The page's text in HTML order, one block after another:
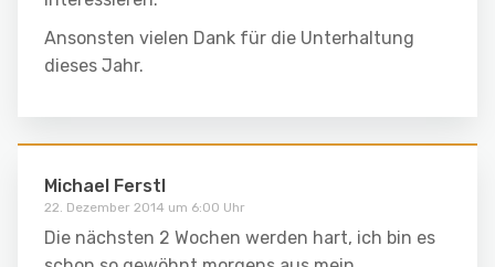
Ansonsten vielen Dank für die Unterhaltung
dieses Jahr.
Michael Ferstl
22. Dezember 2014 um 6:00 Uhr
Die nächsten 2 Wochen werden hart, ich bin es